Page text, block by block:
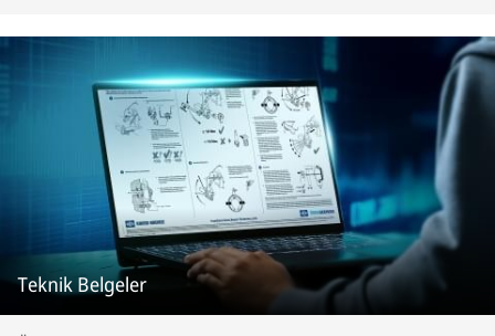
Teknik Belgeler